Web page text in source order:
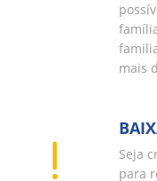
mais
Seja
para